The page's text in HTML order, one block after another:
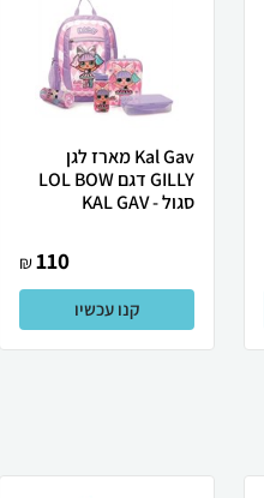
Kal Gav מארז לגן
GILLY דגם LOL BOW
סגול - KAL GAV
110
₪
קנו עכשיו